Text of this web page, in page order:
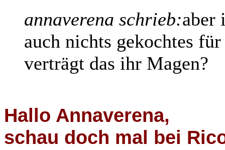
annaverena schrieb:aber
auch nichts gekochtes
verträgt das ihr Magen?
Hallo Annaverena,
schau doch mal bei